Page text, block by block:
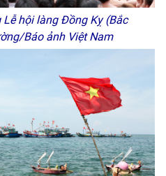
hội làng Đồng Kỵ (Bắc
Báo ảnh Việt Nam